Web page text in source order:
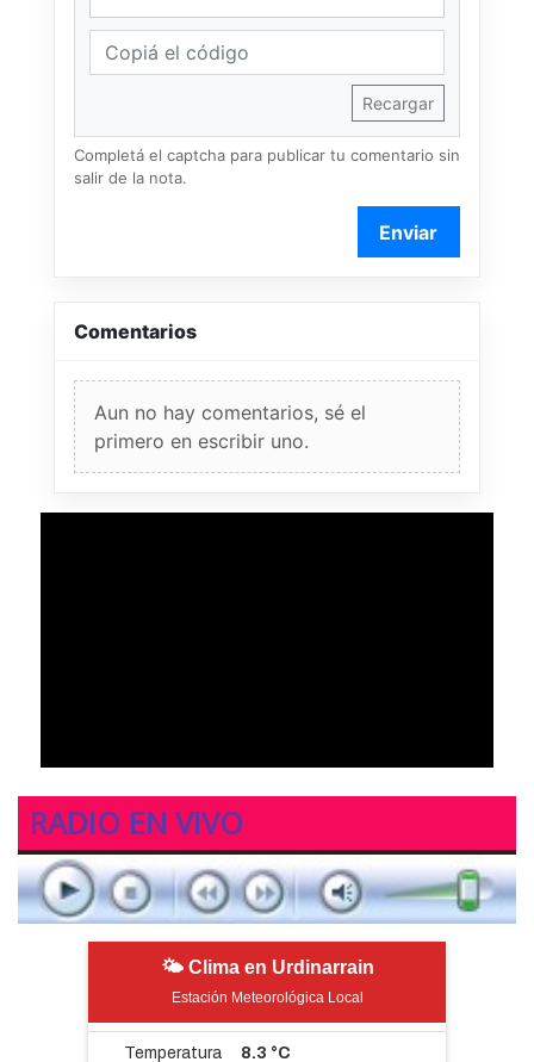
Recargar
Completá el captcha para publicar tu comentario sin
salir de la nota.
Enviar
Comentarios
Aun no hay comentarios, sé el
primero en escribir uno.
RADIO EN VIVO
🌤 Clima en Urdinarrain
Estación Meteorológica Local